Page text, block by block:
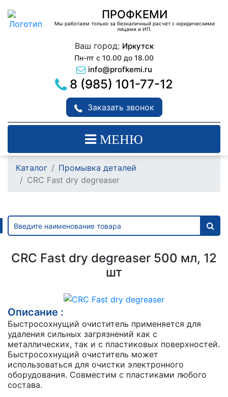
ПРОФКЕМИ
Мы работаем только за безналичный расчет с юридическими
лицами и ИП.
Ваш город: Иркутск
Пн-пт с 10.00 до 18.00
info@profkemi.ru
8 (985) 101-77-12
Заказать звонок
МЕНЮ
Каталог
Промывка деталей
CRC Fast dry degreaser
CRC Fast dry degreaser 500 мл, 12
шт
Описание :
Быстросохнущий очиститель применяется для
удаления сильных загрязнений как с
металлических, так и с пластиковых поверхностей.
Быстросохнущий очиститель может
использоваться для очистки электронного
оборудования. Совместим с пластиками любого
состава.